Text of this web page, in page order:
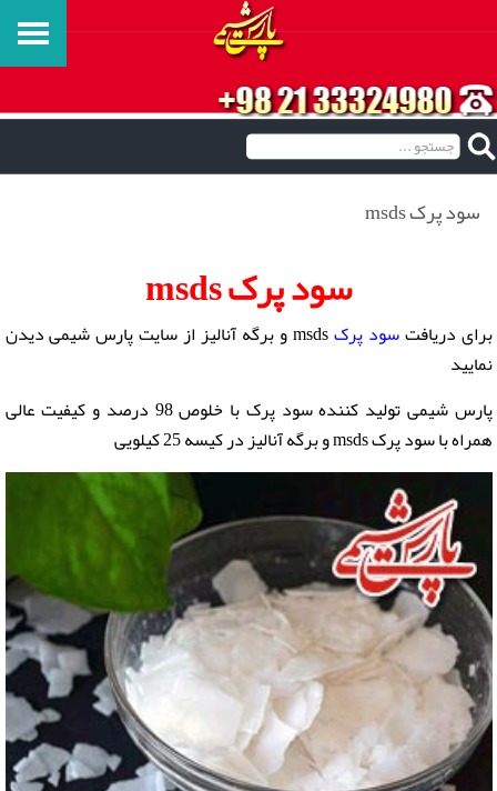
سود پرک msds
سود پرک msds
برای دریافتسود پرک
msds و برگه آنالیز از سایت پارس شیمی دیدن
نمایید
پارس شیمی تولید کنندهسود پرک
با خلوص 98 درصد و کیفیت عالی
همراه با سود پرک msds و برگه آنالیز در کیسه 25 کیلویی